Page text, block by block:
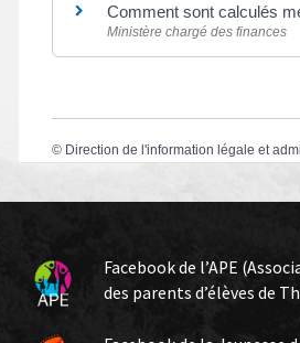
Comment sont calculés
Ministère chargé des finances
© Direction de l'information légale et
Facebook de l’APE
des parents d’élèves de